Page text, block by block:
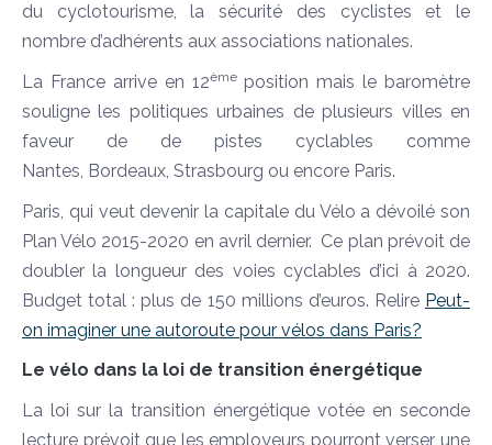
du cyclotourisme, la sécurité des cyclistes et le
nombre d’adhérents aux associations nationales.
La France arrive en 12èmeposition mais le baromètre
souligne les politiques urbaines de plusieurs villes en
faveur de de pistes cyclables comme
Nantes, Bordeaux, Strasbourg ou encore Paris.
Paris, qui veut devenir la capitale du Vélo a dévoilé son
Plan Vélo 2015-2020 en avril dernier. Ce plan prévoit de
doubler la longueur des voies cyclables d’ici à 2020.
Budget total : plus de 150 millions d’euros. Relire Peut-
on imaginer une autoroute pour vélos dans Paris?
Le vélo dans la loi de transition énergétique
La loi sur la transition énergétique votée en seconde
lecture prévoit que les employeurs pourront verser une